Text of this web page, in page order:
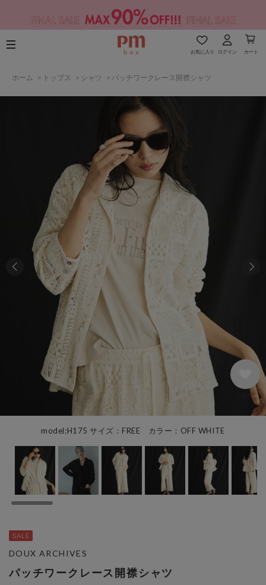
お気に入り ログイン カート
ホーム > トップス > シャツ > パッチワークレース開襟シャツ
model:H175 サイズ：FREE カラー：OFF WHITE
パッチワークレース開襟シャツ
DOUX ARCHIVES